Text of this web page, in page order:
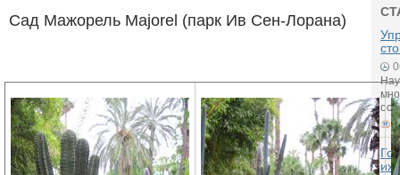
Сад Мажорель Majorel (парк Ив Сен-Лорана)
их